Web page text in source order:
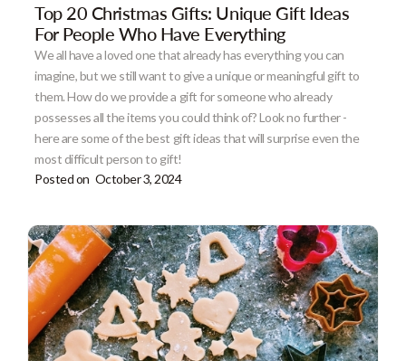
Top 20 Christmas Gifts: Unique Gift Ideas
For People Who Have Everything
We all have a loved one that already has everything you can
imagine, but we still want to give a unique or meaningful gift to
them. How do we provide a gift for someone who already
possesses all the items you could think of? Look no further -
here are some of the best gift ideas that will surprise even the
most difficult person to gift!
Posted on October 3, 2024